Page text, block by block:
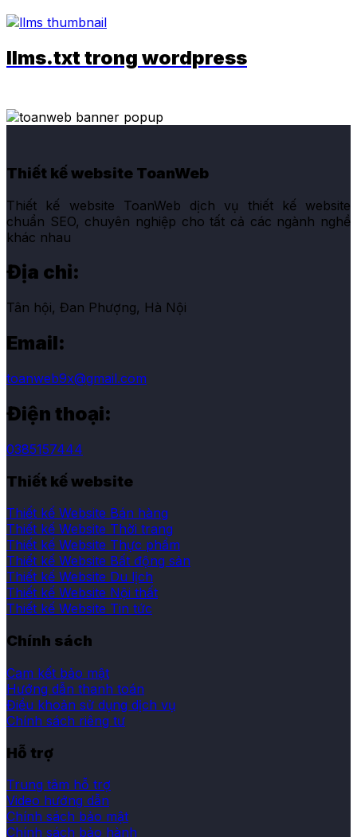
llms.txt trong wordpress
Thiết kế website ToanWeb
Thiết kế website ToanWeb dịch vụ thiết kế website
chuẩn SEO, chuyên nghiệp cho tất cả các ngành nghề
khác nhau
Địa chỉ:
Tân hội, Đan Phượng, Hà Nội
Email:
toanweb9x@gmail.com
Điện thoại:
0385157444
Thiết kế website
Thiết kế Website Bán hàng
Thiết kế Website Thời trang
Thiết kế Website Thực phẩm
Thiết kế Website Bất động sản
Thiết kế Website Du lịch
Thiết kế Website Nội thất
Thiết kế Website Tin tức
Chính sách
Cam kết bảo mật
Hướng dẫn thanh toán
Điều khoản sử dụng dịch vụ
Chính sách riêng tư
Hỗ trợ
Trung tâm hỗ trợ
Video hướng dẫn
Chính sách bảo mật
Chính sách bảo hành